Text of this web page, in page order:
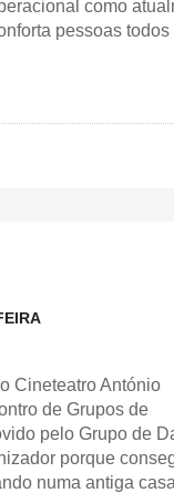
como
pessoas todos
Cineteatro António
de Grupos de
pelo Grupo de
porque
numa antiga